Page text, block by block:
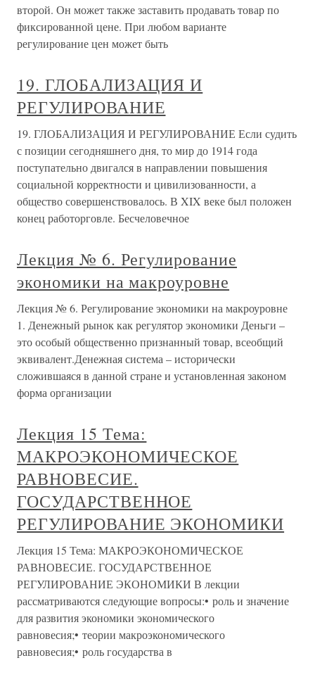
второй. Он может также заставить продавать товар по
фиксированной цене. При любом варианте
регулирование цен может быть
19. ГЛОБАЛИЗАЦИЯ И
РЕГУЛИРОВАНИЕ
19. ГЛОБАЛИЗАЦИЯ И РЕГУЛИРОВАНИЕ Если судить
с позиции сегодняшнего дня, то мир до 1914 года
поступательно двигался в направлении повышения
социальной корректности и цивилизованности, а
общество совершенствовалось. В XIX веке был положен
конец работорговле. Бесчеловечное
Лекция № 6. Регулирование
экономики на макроуровне
Лекция № 6. Регулирование экономики на макроуровне
1. Денежный рынок как регулятор экономики Деньги –
это особый общественно признанный товар, всеобщий
эквивалент.Денежная система – исторически
сложившаяся в данной стране и установленная законом
форма организации
Лекция 15 Тема:
МАКРОЭКОНОМИЧЕСКОЕ
РАВНОВЕСИЕ.
ГОСУДАРСТВЕННОЕ
РЕГУЛИРОВАНИЕ ЭКОНОМИКИ
Лекция 15 Тема: МАКРОЭКОНОМИЧЕСКОЕ
РАВНОВЕСИЕ. ГОСУДАРСТВЕННОЕ
РЕГУЛИРОВАНИЕ ЭКОНОМИКИ В лекции
рассматриваются следующие вопросы:• роль и значение
для развития экономики экономического
равновесия;• теории макроэкономического
равновесия;• роль государства в